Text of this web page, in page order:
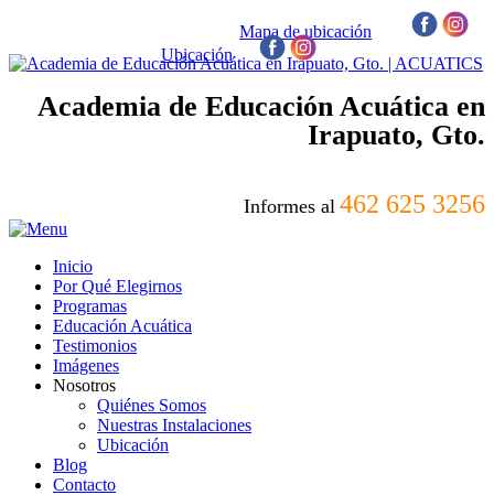
Mapa de ubicación
Ubicación /
Academia de Educación Acuática en
Irapuato, Gto.
Informes al 462 625 3256
Inicio
Por Qué Elegirnos
Programas
Educación Acuática
Testimonios
Imágenes
Nosotros
Quiénes Somos
Nuestras Instalaciones
Ubicación
Blog
Contacto